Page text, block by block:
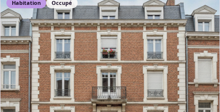
Habitation Occupé